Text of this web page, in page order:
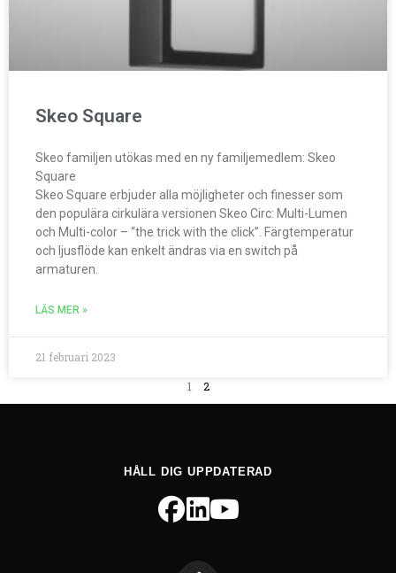
Skeo Square
Skeo familjen utökas med en ny familjemedlem: Skeo
Square
Skeo Square erbjuder alla möjligheter och finesser som
den populära cirkulära versionen Skeo Circ: Multi-Lumen
och Multi-color – “the trick with the click”. Färgtemperatur
och ljusflöde kan enkelt ändras via en switch på
armaturen.
LÄS MER »
21 februari 2023
1 2
HÅLL DIG UPPDATERAD